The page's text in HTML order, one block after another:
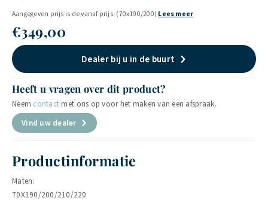
Aangegeven prijs is de vanaf prijs. (70x190/200) Lees meer
€349,00
Dealer bij u in de buurt
Heeft u vragen over dit product?
Neem contactmet ons op voor het maken van een afspraak.
Vind uw dealer
Productinformatie
Maten:
70X190/200/210/220